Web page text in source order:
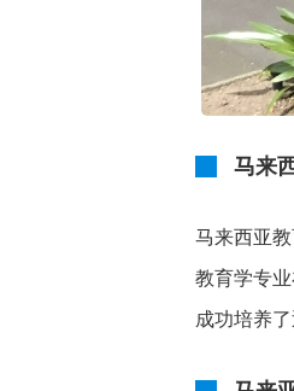
马来
马来西亚
教育学专
成功培养